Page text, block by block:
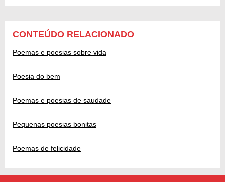
CONTEÚDO RELACIONADO
Poemas e poesias sobre vida
Poesia do bem
Poemas e poesias de saudade
Pequenas poesias bonitas
Poemas de felicidade